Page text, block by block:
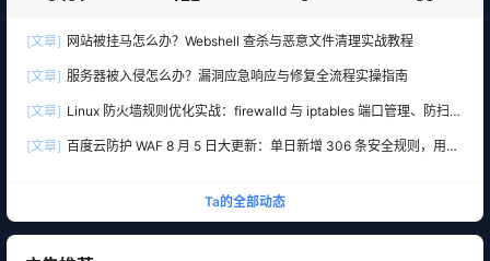
[文章] 网站被挂马怎么办？Webshell 查杀与恶意文件清理实战教程
[文章] 服务器被入侵怎么办？漏洞应急响应与修复全流程实操指南
[文章] Linux 防火墙规则优化实战：firewalld 与 iptables 端口管理、防扫描
[文章] 百度云防护 WAF 8 月 5 日大更新：单日新增 306 条安全规则，用友
Ta的全部动态